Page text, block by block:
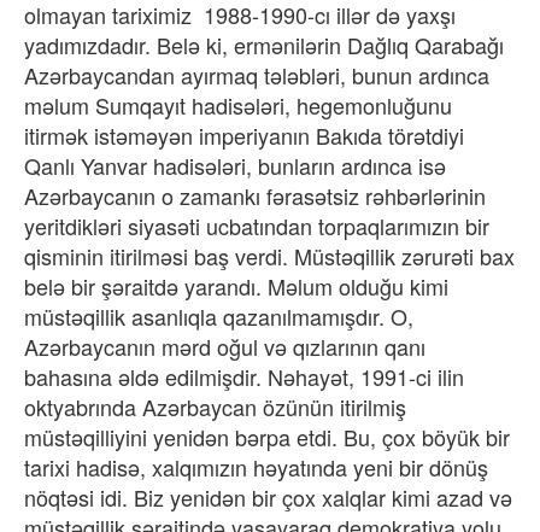
olmayan tariximiz 1988-1990-cı illər də yaxşı
yadımızdadır. Belə ki, ermənilərin Dağlıq Qarabağı
Azərbaycandan ayırmaq tələbləri, bunun ardınca
məlum Sumqayıt hadisələri, hegemonluğunu
itirmək istəməyən imperiyanın Bakıda törətdiyi
Qanlı Yanvar hadisələri, bunların ardınca isə
Azərbaycanın o zamankı fərasətsiz rəhbərlərinin
yeritdikləri siyasəti ucbatından torpaqlarımızın bir
qisminin itirilməsi baş verdi. Müstəqillik zərurəti bax
belə bir şəraitdə yarandı. Məlum olduğu kimi
müstəqillik asanlıqla qazanılmamışdır. O,
Azərbaycanın mərd oğul və qızlarının qanı
bahasına əldə edilmişdir. Nəhayət, 1991-ci ilin
oktyabrında Azərbaycan özünün itirilmiş
müstəqilliyini yenidən bərpa etdi. Bu, çox böyük bir
tarixi hadisə, xalqımızın həyatında yeni bir dönüş
nöqtəsi idi. Biz yenidən bir çox xalqlar kimi azad və